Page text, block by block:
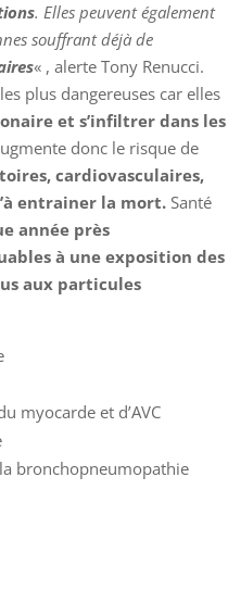
. Elles peuvent également
souffrant déjà de
« , alerte Tony Renucci.
plus dangereuses car elles
et s’infiltrer dans les
donc le risque de
cardiovasculaires,
entrainer la mort. Santé
année près
à une exposition des
aux particules
myocarde et d’AVC
bronchopneumopathie